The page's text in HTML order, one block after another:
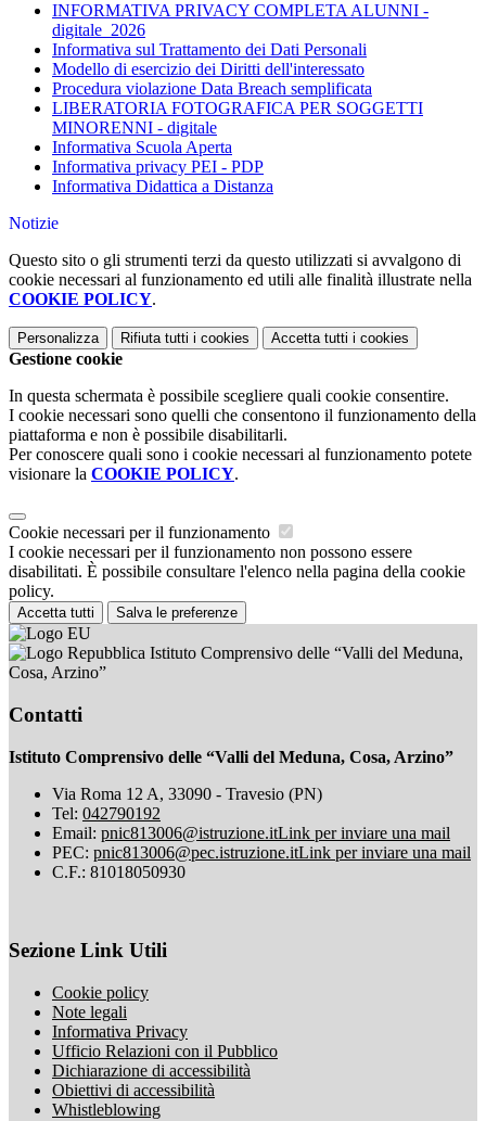
INFORMATIVA PRIVACY COMPLETA ALUNNI -
digitale_2026
Informativa sul Trattamento dei Dati Personali
Modello di esercizio dei Diritti dell'interessato
Procedura violazione Data Breach semplificata
LIBERATORIA FOTOGRAFICA PER SOGGETTI
MINORENNI - digitale
Informativa Scuola Aperta
Informativa privacy PEI - PDP
Informativa Didattica a Distanza
Notizie
Questo sito o gli strumenti terzi da questo utilizzati si avvalgono di
cookie necessari al funzionamento ed utili alle finalità illustrate nella
COOKIE POLICY.
Personalizza Rifiuta tutti i cookies Accetta tutti i cookies
Gestione cookie
In questa schermata è possibile scegliere quali cookie consentire.
I cookie necessari sono quelli che consentono il funzionamento della
piattaforma e non è possibile disabilitarli.
Per conoscere quali sono i cookie necessari al funzionamento potete
visionare la COOKIE POLICY.
Cookie necessari per il funzionamento
I cookie necessari per il funzionamento non possono essere
disabilitati. È possibile consultare l'elenco nella pagina della cookie
policy.
Accetta tutti Salva le preferenze
Istituto Comprensivo delle “Valli del Meduna,
Cosa, Arzino”
Contatti
Istituto Comprensivo delle “Valli del Meduna, Cosa, Arzino”
Via Roma 12 A, 33090 - Travesio (PN)
Tel: 042790192
Email: pnic813006@istruzione.itLink per inviare una mail
PEC: pnic813006@pec.istruzione.itLink per inviare una mail
C.F.: 81018050930
Sezione Link Utili
Cookie policy
Note legali
Informativa Privacy
Ufficio Relazioni con il Pubblico
Dichiarazione di accessibilità
Obiettivi di accessibilità
Whistleblowing